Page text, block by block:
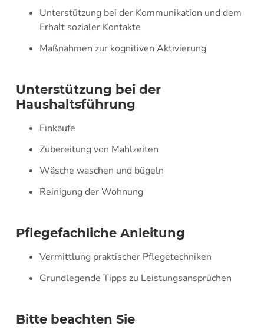
Unterstützung bei der Kommunikation und dem
Erhalt sozialer Kontakte
Maßnahmen zur kognitiven Aktivierung
Unterstützung bei der
Haushaltsführung
Einkäufe
Zubereitung von Mahlzeiten
Wäsche waschen und bügeln
Reinigung der Wohnung
Pflegefachliche Anleitung
Vermittlung praktischer Pflegetechniken
Grundlegende Tipps zu Leistungsansprüchen
Bitte beachten Sie